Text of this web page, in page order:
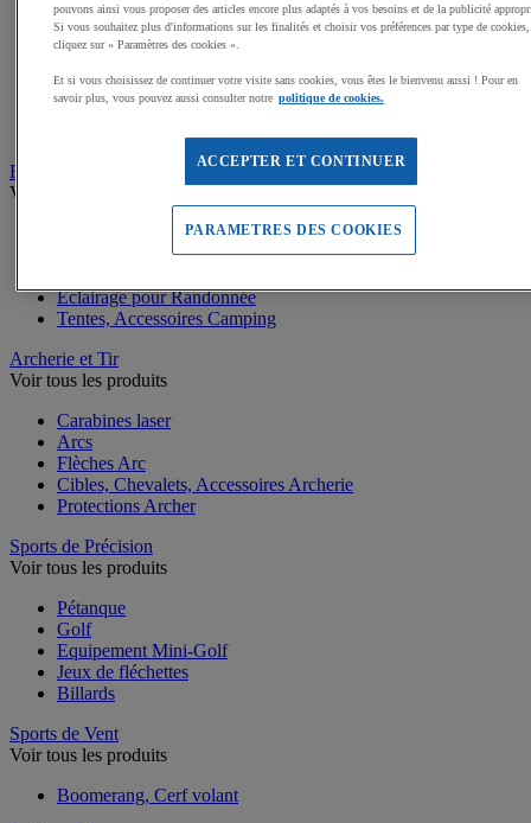
Skateboards, rollers
Vélos
Protections Rollers et Skateboards
Accessoires vélos
Randonnée et Camping
Voir tous les produits
Sacs à dos Randonnée
Bâtons de Marche et Randonnée
Eclairage pour Randonnée
Tentes, Accessoires Camping
Archerie et Tir
Voir tous les produits
Carabines laser
Arcs
Flèches Arc
Cibles, Chevalets, Accessoires Archerie
Protections Archer
Sports de Précision
Voir tous les produits
Pétanque
Golf
Equipement Mini-Golf
Jeux de fléchettes
Billards
Sports de Vent
Voir tous les produits
Boomerang, Cerf volant
pouvons ainsi vous proposer des articles encore plus adaptés à vos besoins et de la publicité
Si vous souhaitez plus d'informations sur les finalités et choisir vos préférences par type de cookies,
cliquez sur « Paramètres des cookies ».
Et si vous choisissez de continuer votre visite sans cookies, vous êtes le bienvenu aussi ! Pour en
savoir plus, vous pouvez aussi consulter notre politique de cookies.
ACCEPTER ET CONTINUER
PARAMETRES DES COOKIES